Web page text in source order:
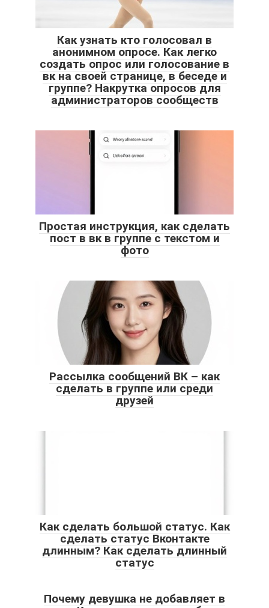
Как узнать кто голосовал в
анонимном опросе. Как легко
создать опрос или голосование в
вк на своей странице, в беседе и
группе? Накрутка опросов для
администраторов сообществ
Простая инструкция, как сделать
пост в вк в группе с текстом и
фото
Рассылка сообщений ВК – как
сделать в группе или среди
друзей
Как сделать большой статус. Как
сделать статус Вконтакте
длинным? Как сделать длинный
статус
Почему девушка не добавляет в